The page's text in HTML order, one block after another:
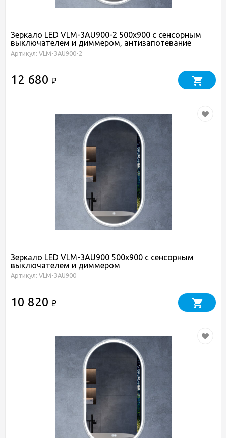
Зеркало LED VLM-3AU900-2 500x900 c сенсорным
выключателем и диммером, антизапотевание
Артикул: VLM-3AU900-2
12 680 ₽
Зеркало LED VLM-3AU900 500x900 c сенсорным
выключателем и диммером
Артикул: VLM-3AU900
10 820 ₽